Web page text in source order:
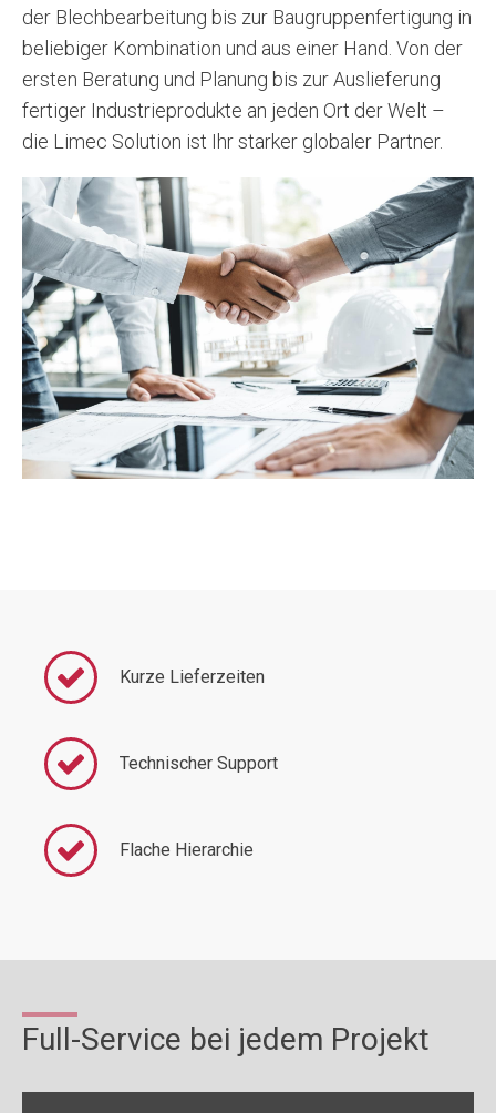
der Blechbearbeitung bis zur Baugruppenfertigung in
beliebiger Kombination und aus einer Hand. Von der
ersten Beratung und Planung bis zur Auslieferung
fertiger Industrieprodukte an jeden Ort der Welt –
die Limec Solution ist Ihr starker globaler Partner.
Kurze Lieferzeiten
Technischer Support
Flache Hierarchie
Full-Service bei jedem Projekt